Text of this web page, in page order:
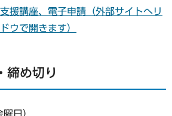
援講座、電子申請（外部サイトへリ
ウで開きます）
締め切り
日）